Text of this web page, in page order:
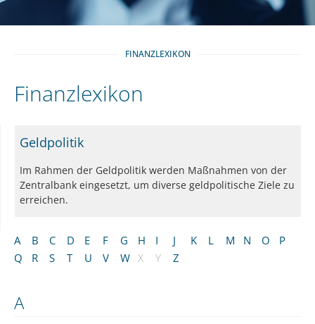
FINANZLEXIKON
Finanzlexikon
A B C D E F G H I J K L M N O
P
Q
R S T U V W X Y Z
A
Geldpolitik
Im Rahmen der Geldpolitik werden Maßnahmen von der
Zentralbank eingesetzt, um diverse geldpolitische Ziele zu
erreichen.